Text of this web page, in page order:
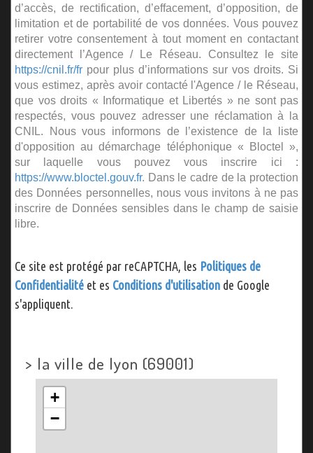
d’accès, de rectification, d’effacement, d’opposition, de
limitation et de portabilité de vos données. Vous pouvez
retirer votre consentement à tout moment en contactant
directement l’Agence / Le Réseau. Consultez le site
https://cnil.fr/fr pour plus d’informations sur vos droits. Si
vous estimez, après avoir contacté l'Agence / le Réseau,
que vos droits « Informatique et Libertés » ne sont pas
respectés, vous pouvez adresser une réclamation à la
CNIL. Nous vous informons de l’existence de la liste
d'opposition au démarchage téléphonique « Bloctel »,
sur laquelle vous pouvez vous inscrire ici :
https://www.bloctel.gouv.fr. Dans le cadre de la protection
des Données personnelles, nous vous invitons à ne pas
inscrire de Données sensibles dans le champ de saisie
libre.
Ce site est protégé par reCAPTCHA, les Politiques de
Confidentialité et es Conditions d'utilisation de Google
s'appliquent.
> la ville de lyon (69001)
+
−